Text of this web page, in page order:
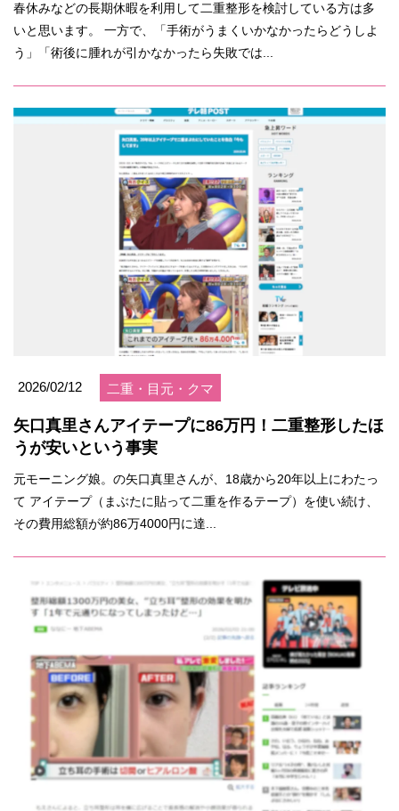
春休みなどの長期休暇を利用して二重整形を検討している方は多
いと思います。 一方で、「手術がうまくいかなかったらどうしよ
う」「術後に腫れが引かなかったら失敗では...
2026/02/12 二重・目元・クマ
矢口真里さんアイテープに86万円！二重整形したほ
うが安いという事実
元モーニング娘。の矢口真里さんが、18歳から20年以上にわたっ
て アイテープ（まぶたに貼って二重を作るテープ）を使い続け、
その費用総額が約86万4000円に達...